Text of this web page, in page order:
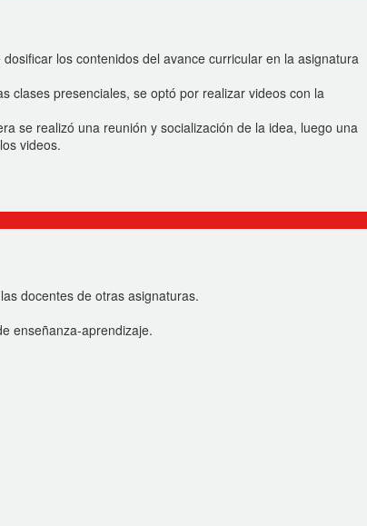
los contenidos del avance curricular en la asignatura
clases presenciales, se optó por realizar videos con la
se realizó una reunión y socialización de la idea, luego una
videos.
docentes de otras asignaturas.
enseñanza-aprendizaje.